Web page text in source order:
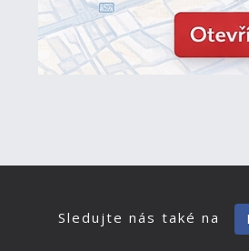
Sledujte nás také na